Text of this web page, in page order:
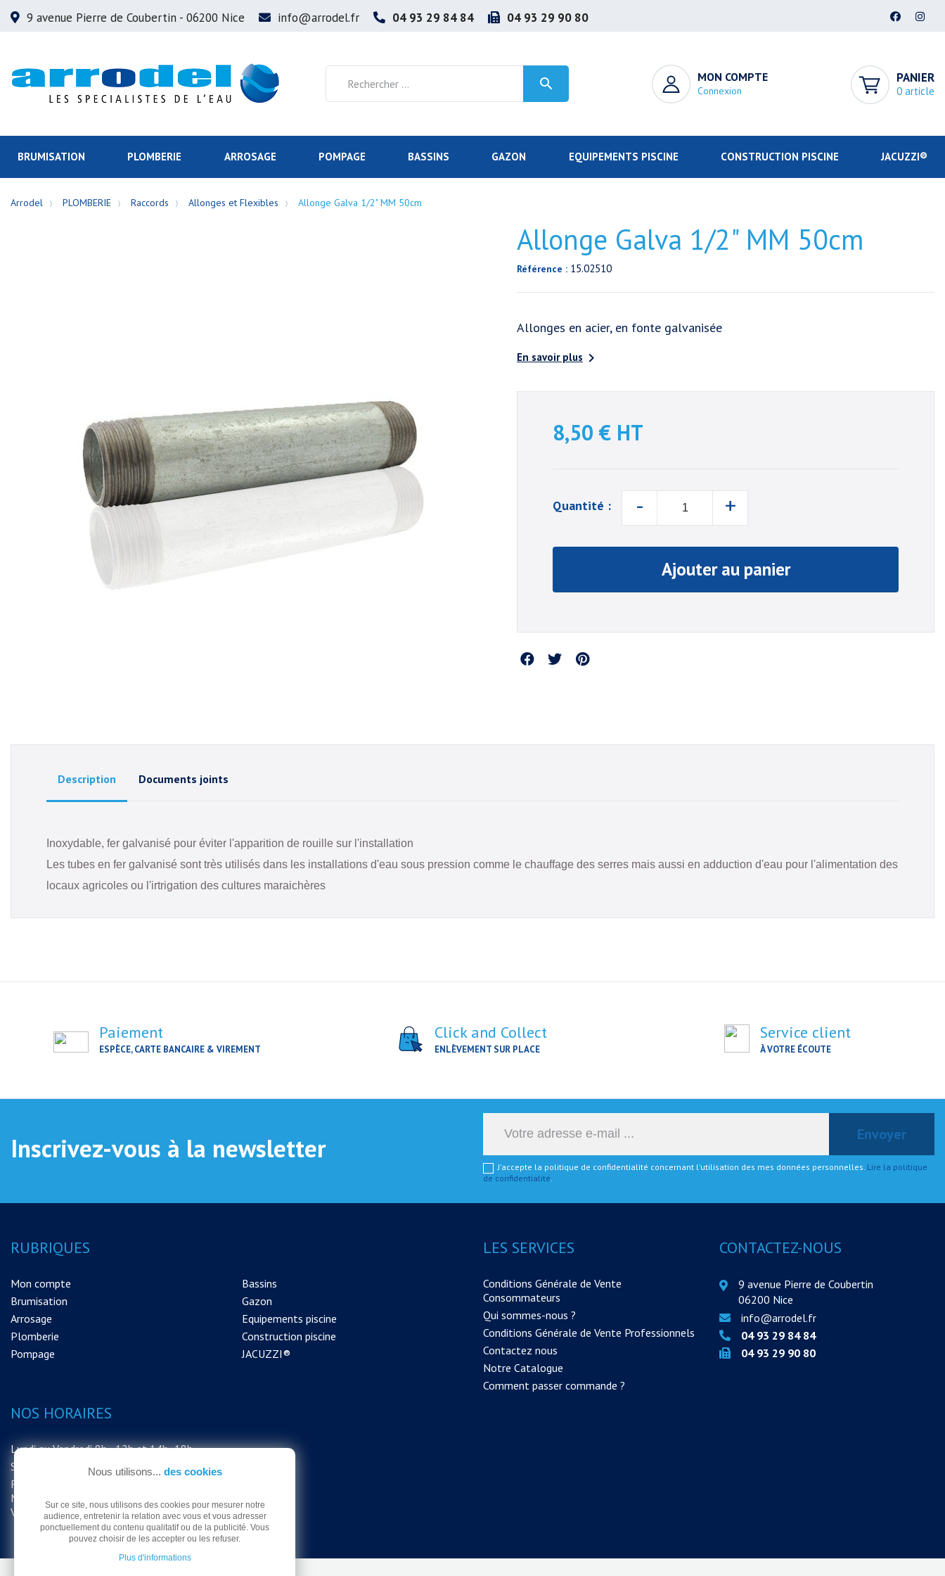
9 avenue Pierre de Coubertin - 06200 Nice info@arrodel.fr 04 93 29 84 84 04 93 29 90 80
 MON COMPTE
Connexion
PANIER
0 article
BRUMISATION PLOMBERIE ARROSAGE POMPAGE BASSINS GAZON EQUIPEMENTS PISCINE CONSTRUCTION PISCINE JACUZZI®
Arrodel PLOMBERIE Raccords Allonges et Flexibles Allonge Galva 1/2" MM 50cm
Allonge Galva 1/2" MM 50cm
Référence : 15.02510
Allonges en acier, en fonte galvanisée
En savoir plus 
8,50 € HT
Quantité : - +
Ajouter au panier
Partager
Description Documents joints
Inoxydable, fer galvanisé pour éviter l'apparition de rouille sur l'installation
Les tubes en fer galvanisé sont très utilisés dans les installations d'eau sous pression comme le chauffage des serres mais aussi en adduction d'eau pour l'alimentation des
locaux agricoles ou l'irtrigation des cultures maraichères
Paiement
ESPÈCE, CARTE BANCAIRE & VIREMENT
Click and Collect
ENLÈVEMENT SUR PLACE
Service client
À VOTRE ÉCOUTE
Inscrivez-vous à la newsletter
J'accepte la politique de confidentialité concernant l'utilisation des mes données personnelles. Lire la politique
de confidentialité
RUBRIQUES
Mon compte
Brumisation
Arrosage
Plomberie
Pompage
Bassins
Gazon
Equipements piscine
Construction piscine
JACUZZI®
LES SERVICES
Conditions Générale de Vente
Consommateurs
Qui sommes-nous ?
Conditions Générale de Vente Professionnels
Contactez nous
Notre Catalogue
Comment passer commande ?
NOS HORAIRES
Lundi au Vendredi 8h - 12h et 14h -18h
Samedi 8h - 12h
FERMETURE EXCEPTIONNELLE DU
MAGASIN LE SAMEDI 15 AOUT MERCI DE
VOTRE COMPRÉHENSION
CONTACTEZ-NOUS
9 avenue Pierre de Coubertin
06200 Nice
info@arrodel.fr
04 93 29 84 84
04 93 29 90 80
Nous utilisons... des cookies
Sur ce site, nous utilisons des cookies pour mesurer notre
audience, entretenir la relation avec vous et vous adresser
ponctuellement du contenu qualitatif ou de la publicité. Vous
pouvez choisir de les accepter ou les refuser.
Plus d'informations